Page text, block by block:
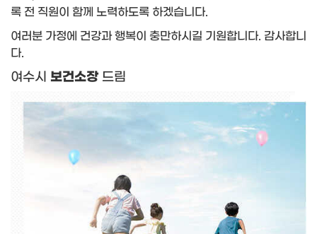
록 전 직원이 함께 노력하도록 하겠습니다.
여러분 가정에 건강과 행복이 충만하시길 기원합니다. 감사합니
다.
여수시 보건소장 드림